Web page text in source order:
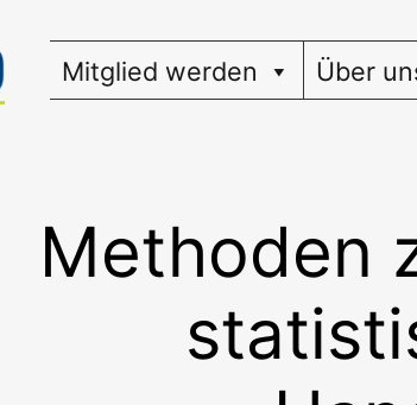
Mitglied werden Über
Methoden